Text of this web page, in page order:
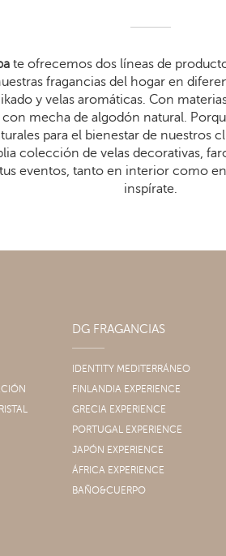
te ofrecemos dos líneas de
fragancias del hogar en
y velas aromáticas. Con
con mecha de algodón natural.
para el bienestar de nuestros
colección de velas decorativas,
eventos, tanto en interior como
inspírate.
DG FRAGANCIAS
IDENTITY MEDITERRÁNEO
FINLANDIA EXPERIENCE
GRECIA EXPERIENCE
PORTUGAL EXPERIENCE
JAPÓN EXPERIENCE
ÁFRICA EXPERIENCE
BAÑO&CUERPO